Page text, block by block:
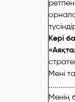
ретпен
Кері
Мені
Менің